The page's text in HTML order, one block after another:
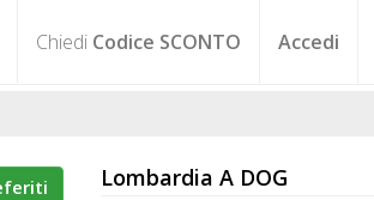
Chiedi Codice SCONTO Accedi
Lombardia A DOG